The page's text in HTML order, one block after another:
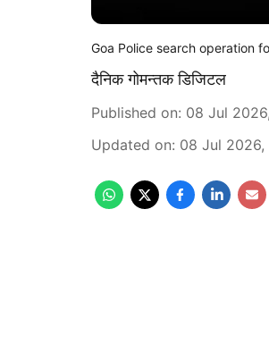
Goa Police search operation
दैनिक गोमन्तक डिजिटल
Published on: 08 Jul
Updated on: 08 Jul 2026,